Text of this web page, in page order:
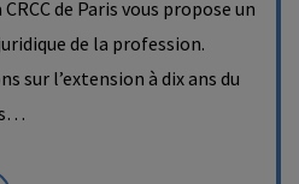
de Paris vous propose un
de la profession.
sur l’extension à dix ans du